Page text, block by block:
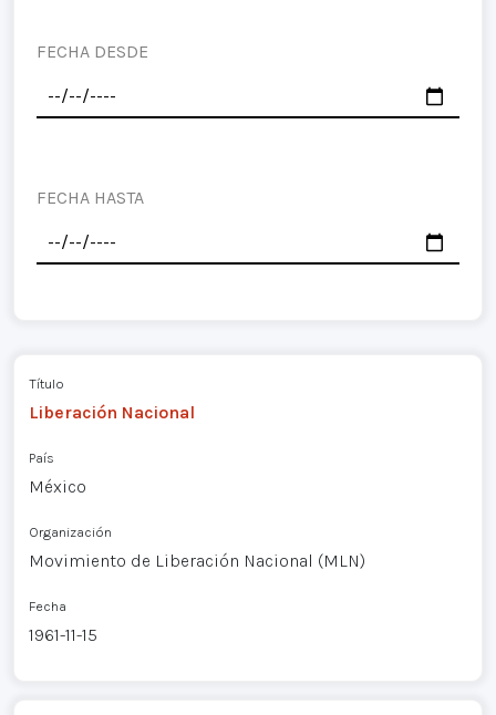
FECHA DESDE
FECHA HASTA
Título
Liberación Nacional
País
México
Organización
Movimiento de Liberación Nacional (MLN)
Fecha
1961-11-15